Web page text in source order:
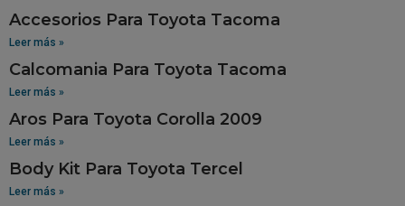
Accesorios Para Toyota Tacoma
Leer más »
Calcomania Para Toyota Tacoma
Leer más »
Aros Para Toyota Corolla 2009
Leer más »
Body Kit Para Toyota Tercel
Leer más »